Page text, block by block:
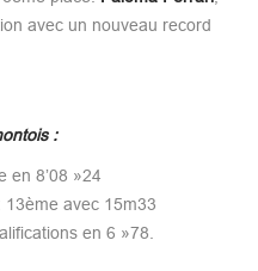
avec un nouveau record
:
en 8’08 »24
avec 15m33
en 6 »78.